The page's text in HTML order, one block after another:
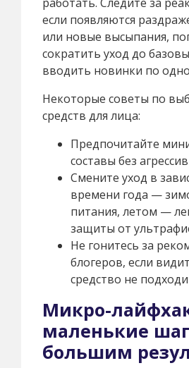
если появляются
или новые высыпания,
сократить уход до
вводить новинки по
Некоторые советы по
средств для лица:
Предпочитайте
составы без
Смените уход в
времени года —
питания, летом —
защиты от
Не гонитесь за
блогеров, если
средство не
Микро-
маленькие
большим